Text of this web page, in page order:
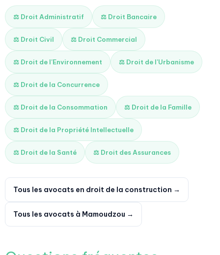
⚖️ Droit Administratif ⚖️ Droit Bancaire
⚖️ Droit Civil ⚖️ Droit Commercial
⚖️ Droit de l'Environnement ⚖️ Droit de l'Urbanisme
⚖️ Droit de la Concurrence
⚖️ Droit de la Consommation ⚖️ Droit de la Famille
⚖️ Droit de la Propriété Intellectuelle
⚖️ Droit de la Santé ⚖️ Droit des Assurances
Tous les avocats en droit de la construction →
Tous les avocats à Mamoudzou →